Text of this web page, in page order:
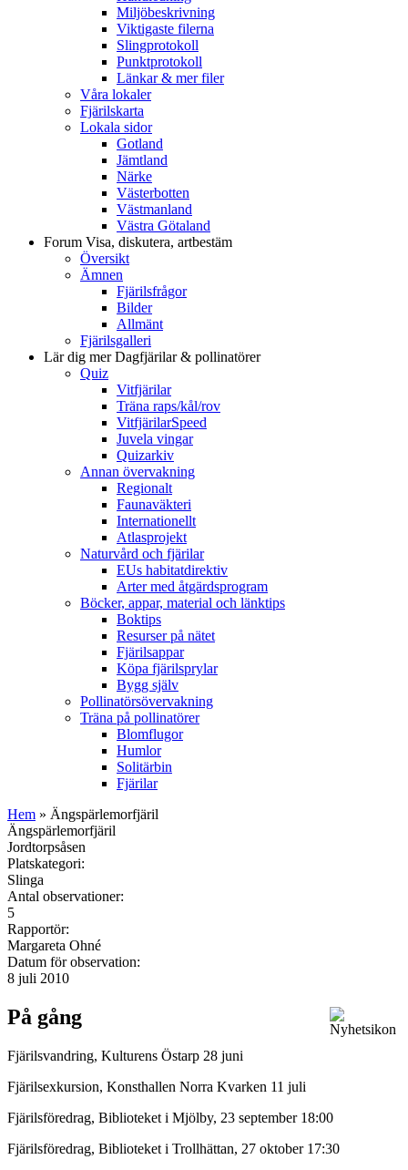
Miljöbeskrivning
Viktigaste filerna
Slingprotokoll
Punktprotokoll
Länkar & mer filer
Våra lokaler
Fjärilskarta
Lokala sidor
Gotland
Jämtland
Närke
Västerbotten
Västmanland
Västra Götaland
Forum Visa, diskutera, artbestäm
Översikt
Ämnen
Fjärilsfrågor
Bilder
Allmänt
Fjärilsgalleri
Lär dig merDagfjärilar & pollinatörer
Quiz
Vitfjärilar
Träna raps/kål/rov
VitfjärilarSpeed
Juvela vingar
Quizarkiv
Annan övervakning
Regionalt
Faunaväkteri
Internationellt
Atlasprojekt
Naturvård och fjärilar
EUs habitatdirektiv
Arter med åtgärdsprogram
Böcker, appar, material och länktips
Boktips
Resurser på nätet
Fjärilsappar
Köpa fjärilsprylar
Bygg själv
Pollinatörsövervakning
Träna på pollinatörer
Blomflugor
Humlor
Solitärbin
Fjärilar
Hem » Ängspärlemorfjäril
Ängspärlemorfjäril
Jordtorpsåsen
Platskategori:
Slinga
Antal observationer:
5
Rapportör:
Margareta Ohné
Datum för observation:
8 juli 2010
På gång
Fjärilsvandring, Kulturens Östarp 28 juni
Fjärilsexkursion, Konsthallen Norra Kvarken 11 juli
Fjärilsföredrag, Biblioteket i Mjölby, 23 september 18:00
Fjärilsföredrag, Biblioteket i Trollhättan, 27 oktober 17:30